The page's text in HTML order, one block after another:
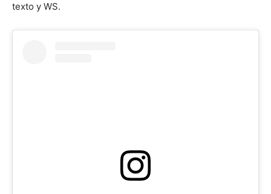
texto y WS.